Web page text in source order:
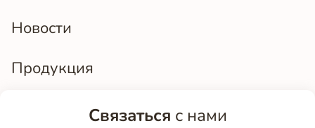
Новости
Продукция
Связаться с нами